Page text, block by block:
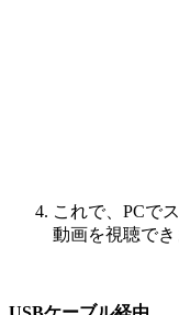
これで、PCで
動画を視聴でき